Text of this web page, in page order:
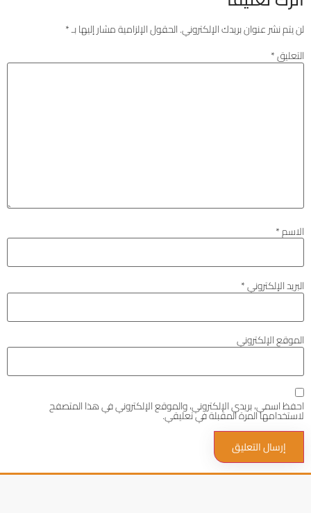
لن يتم نشر عنوان بريدك الإلكتروني.الحقول الإلزامية مشار إليها بـ*
التعليق*
الاسم*
البريد الإلكتروني*
الموقع الإلكتروني
احفظ اسمي، بريدي الإلكتروني، والموقع الإلكتروني في هذا المتصفح
لاستخدامها المرة المقبلة في تعليقي.